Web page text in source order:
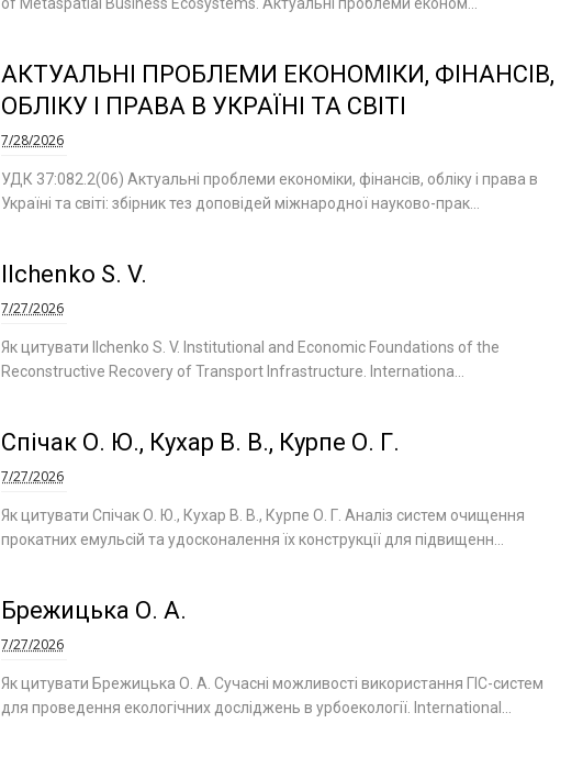
АКТУАЛЬНІ ПРОБЛЕМИ ЕКОНОМІКИ, ФІНАНСІВ,
ОБЛІКУ І ПРАВА В УКРАЇНІ ТА СВІТІ
7/28/2026
УДК 37:082.2(06) Актуальні проблеми економіки, фінансів, обліку і права в
Україні та світі: збірник тез доповідей міжнародної науково-прак...
Ilchenko S. V.
7/27/2026
Як цитувати Ilchenko S. V. Institutional and Economic Foundations of the
Reconstructive Recovery of Transport Infrastructure. Internationa...
Спічак О. Ю., Кухар В. В., Курпе О. Г.
7/27/2026
Як цитувати Спічак О. Ю., Кухар В. В., Курпе О. Г. Аналіз систем очищення
прокатних емульсій та удосконалення їх конструкції для підвищенн...
Брежицька О. А.
7/27/2026
Як цитувати Брежицька О. А. Сучасні можливості використання ГІС-систем
для проведення екологічних досліджень в урбоекології. International...